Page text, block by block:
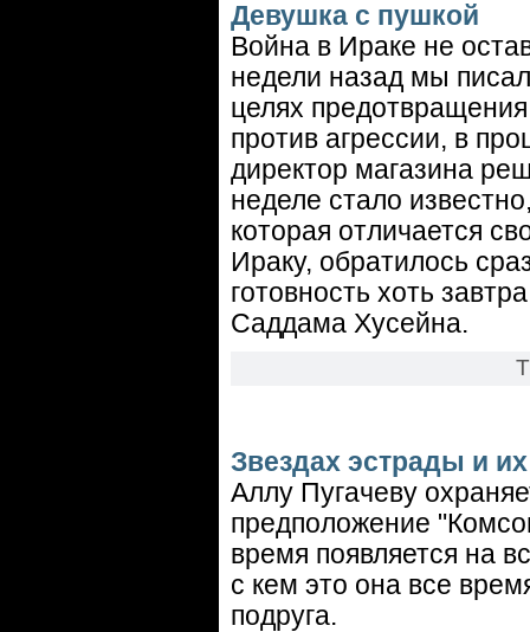
Девушка с пушкой
Война в Ираке не
недели назад мы
целях
против агрессии, в
директор магазина
неделе стало
которая отличается
Ираку, обратилось
готовность хоть
Саддама Хусейна.
Звездах эстрады и
Аллу Пугачеву
предположение
время появляется на
с кем это она все
подруга.